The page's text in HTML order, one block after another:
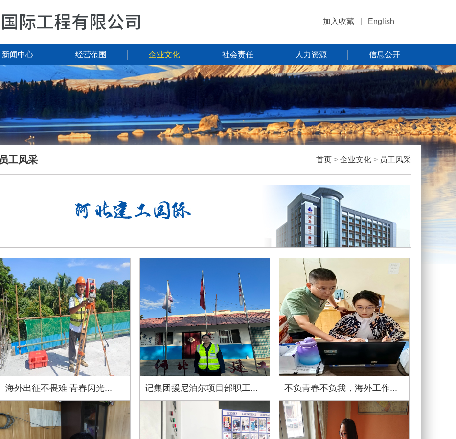
加入收藏 English
新闻中心 经营范围 企业文化 社会责任 人力资源 信息公开
员工风采 首页 > 企业文化 > 员工风采
海外出征不畏难 青春闪光... 记集团援尼泊尔项目部职工... 不负青春不负我，海外工作...